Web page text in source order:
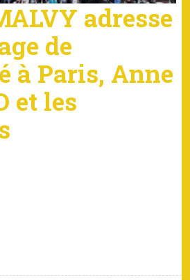
adresse
de
à Paris, Anne
et les